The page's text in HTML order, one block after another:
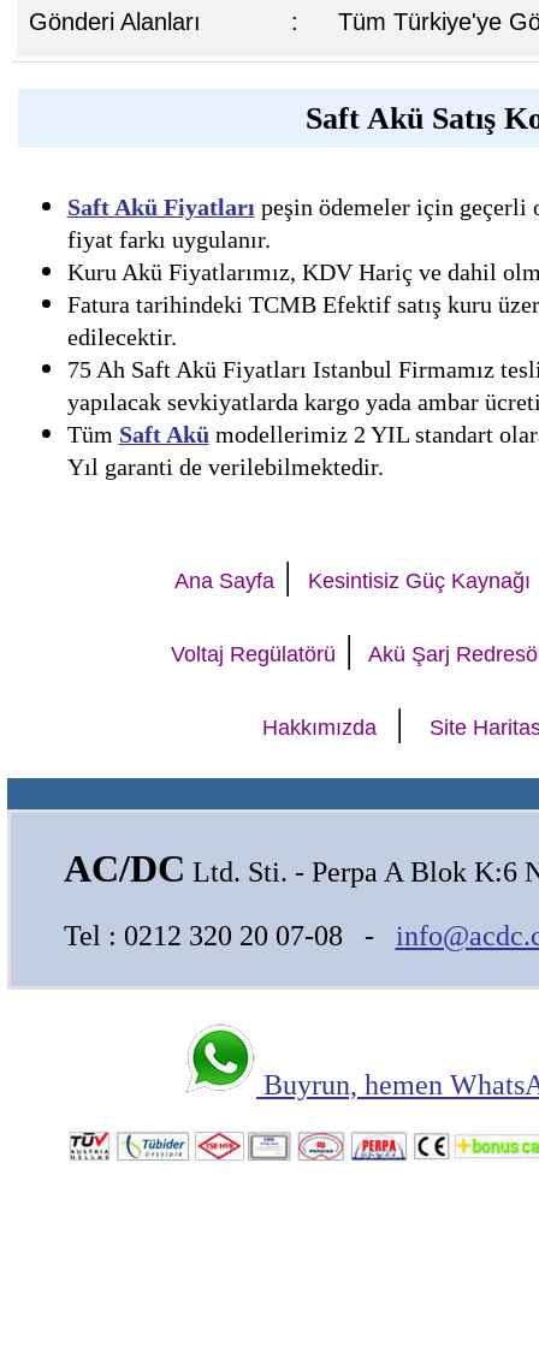
Gönderi Alanları : Tüm Türkiye'ye
Saft Akü Satış
Saft Akü Fiyatları peşin ödemeler için geçerli
fiyat farkı uygulanır.
Kuru Akü Fiyatlarımız, KDV Hariç ve dahil
Fatura tarihindeki TCMB Efektif satış kuru
edilecektir.
75 Ah Saft Akü Fiyatları Istanbul Firmamız
yapılacak sevkiyatlarda kargo yada ambar
Tüm Saft Akü modellerimiz 2 YIL standart
Yıl garanti de verilebilmektedir.
Ana Sayfa | Kesintisiz Güç Kaynağı
Voltaj Regülatörü | Akü Şarj
Hakkımızda | Site
AC/DC Ltd. Sti. - Perpa A Blok K:6
Tel : 0212 320 20 07-08 -
Buyrun, hemen